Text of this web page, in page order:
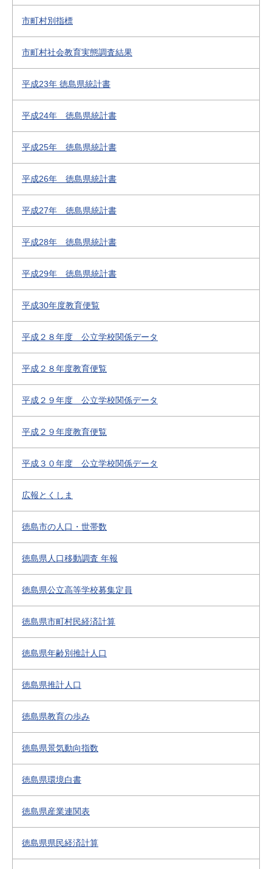
市町村別指標
市町村社会教育実態調査結果
平成23年 徳島県統計書
平成24年 徳島県統計書
平成25年 徳島県統計書
平成26年 徳島県統計書
平成27年 徳島県統計書
平成28年 徳島県統計書
平成29年 徳島県統計書
平成30年度教育便覧
平成２８年度 公立学校関係データ
平成２８年度教育便覧
平成２９年度 公立学校関係データ
平成２９年度教育便覧
平成３０年度 公立学校関係データ
広報とくしま
徳島市の人口・世帯数
徳島県人口移動調査 年報
徳島県公立高等学校募集定員
徳島県市町村民経済計算
徳島県年齢別推計人口
徳島県推計人口
徳島県教育の歩み
徳島県景気動向指数
徳島県環境白書
徳島県産業連関表
徳島県県民経済計算